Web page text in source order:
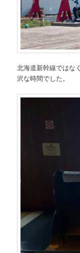
北海道新幹線ではな
沢な時間でした。